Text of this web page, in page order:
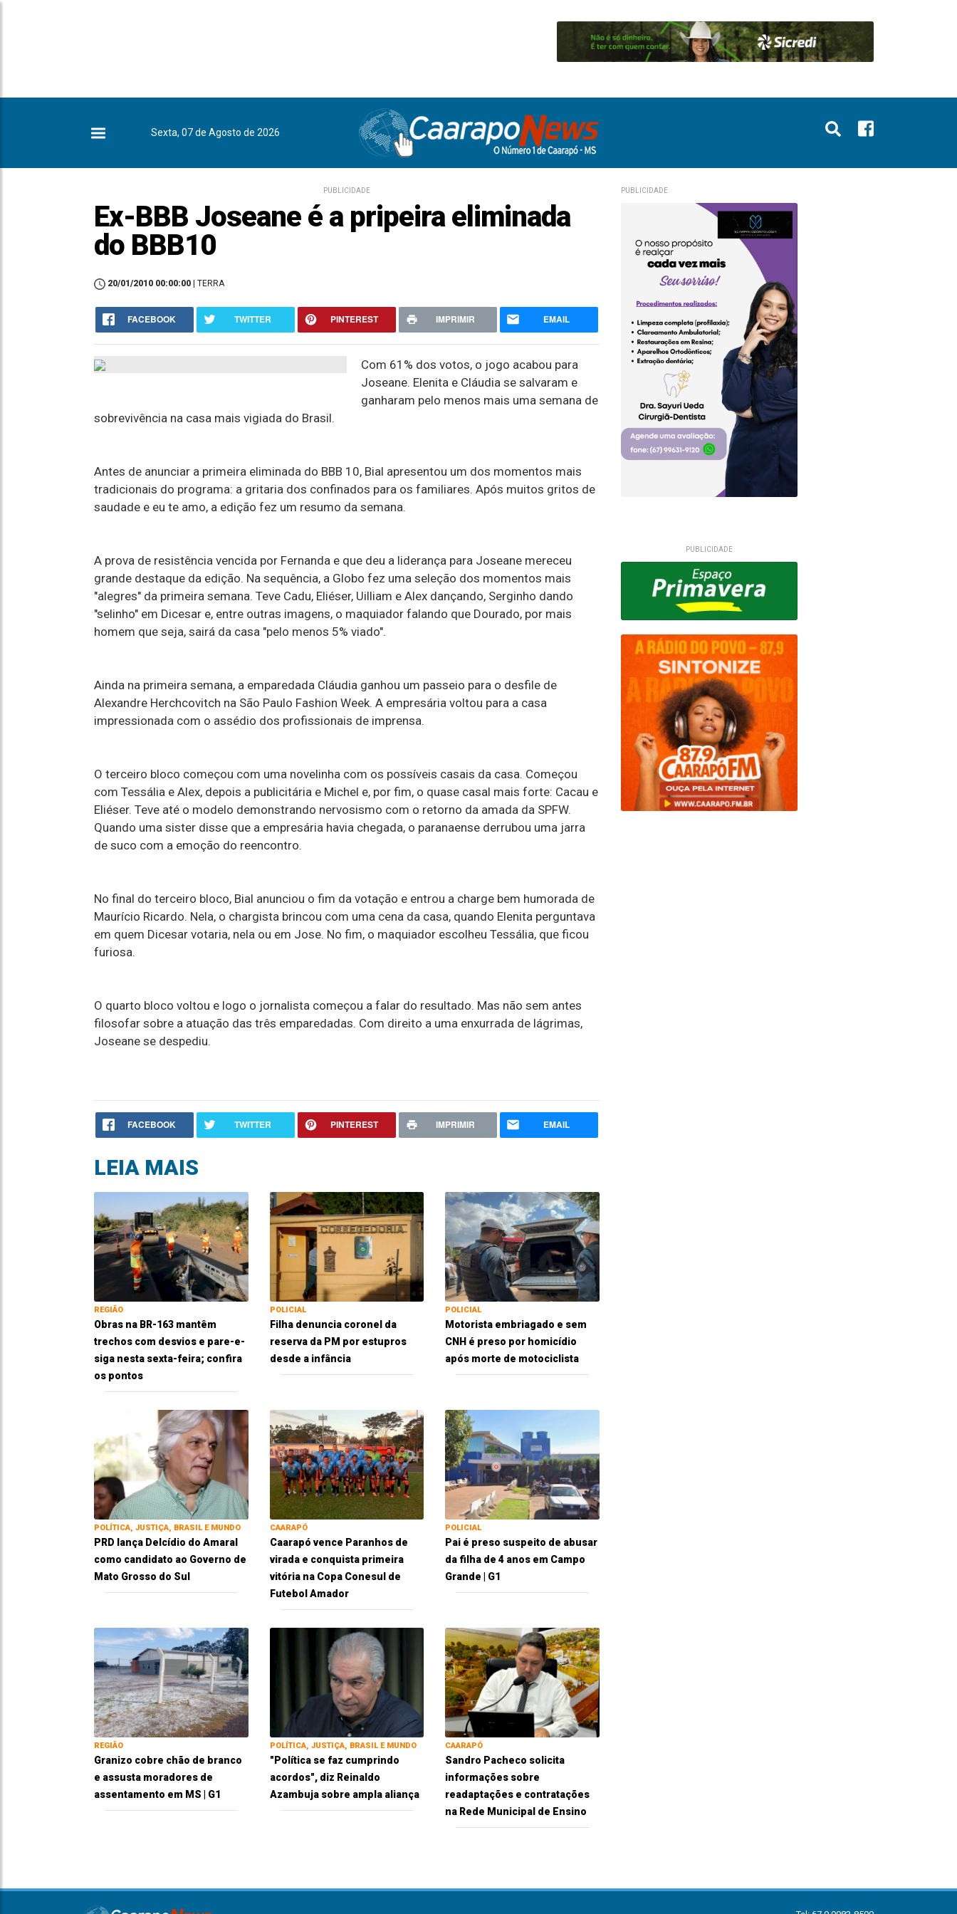
Sexta, 07 de Agosto de 2026
PUBLICIDADE
Ex-BBB Joseane é a pripeira eliminada
do BBB10
20/01/2010 00:00:00 | TERRA
FACEBOOK TWITTER PINTEREST IMPRIMIR EMAIL
Com 61% dos votos, o jogo acabou para
Joseane. Elenita e Cláudia se salvaram e
ganharam pelo menos mais uma semana de
sobrevivência na casa mais vigiada do Brasil.
Antes de anunciar a primeira eliminada do BBB 10, Bial apresentou um dos momentos mais
tradicionais do programa: a gritaria dos confinados para os familiares. Após muitos gritos de
saudade e eu te amo, a edição fez um resumo da semana.
A prova de resistência vencida por Fernanda e que deu a liderança para Joseane mereceu
grande destaque da edição. Na sequência, a Globo fez uma seleção dos momentos mais
"alegres" da primeira semana. Teve Cadu, Eliéser, Uilliam e Alex dançando, Serginho dando
"selinho" em Dicesar e, entre outras imagens, o maquiador falando que Dourado, por mais
homem que seja, sairá da casa "pelo menos 5% viado".
Ainda na primeira semana, a emparedada Cláudia ganhou um passeio para o desfile de
Alexandre Herchcovitch na São Paulo Fashion Week. A empresária voltou para a casa
impressionada com o assédio dos profissionais de imprensa.
O terceiro bloco começou com uma novelinha com os possíveis casais da casa. Começou
com Tessália e Alex, depois a publicitária e Michel e, por fim, o quase casal mais forte: Cacau e
Eliéser. Teve até o modelo demonstrando nervosismo com o retorno da amada da SPFW.
Quando uma sister disse que a empresária havia chegada, o paranaense derrubou uma jarra
de suco com a emoção do reencontro.
No final do terceiro bloco, Bial anunciou o fim da votação e entrou a charge bem humorada de
Maurício Ricardo. Nela, o chargista brincou com uma cena da casa, quando Elenita perguntava
em quem Dicesar votaria, nela ou em Jose. No fim, o maquiador escolheu Tessália, que ficou
furiosa.
O quarto bloco voltou e logo o jornalista começou a falar do resultado. Mas não sem antes
filosofar sobre a atuação das três emparedadas. Com direito a uma enxurrada de lágrimas,
Joseane se despediu.
FACEBOOK TWITTER PINTEREST IMPRIMIR EMAIL
LEIA MAIS
REGIÃO
Obras na BR-163 mantêm
trechos com desvios e pare-e-
siga nesta sexta-feira; confira
os pontos
POLICIAL
Filha denuncia coronel da
reserva da PM por estupros
desde a infância
POLICIAL
Motorista embriagado e sem
CNH é preso por homicídio
após morte de motociclista
POLÍTICA, JUSTIÇA, BRASIL E MUNDO
PRD lança Delcídio do Amaral
como candidato ao Governo de
Mato Grosso do Sul
CAARAPÓ
Caarapó vence Paranhos de
virada e conquista primeira
vitória na Copa Conesul de
Futebol Amador
POLICIAL
Pai é preso suspeito de abusar
da filha de 4 anos em Campo
Grande | G1
REGIÃO
Granizo cobre chão de branco
e assusta moradores de
assentamento em MS | G1
POLÍTICA, JUSTIÇA, BRASIL E MUNDO
"Política se faz cumprindo
acordos", diz Reinaldo
Azambuja sobre ampla aliança
CAARAPÓ
Sandro Pacheco solicita
informações sobre
readaptações e contratações
na Rede Municipal de Ensino
PUBLICIDADE
PUBLICIDADE